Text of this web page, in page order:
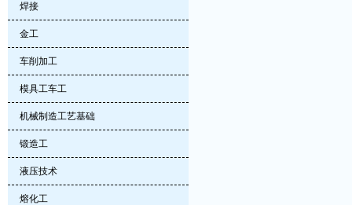
焊接
金工
车削加工
模具工车工
机械制造工艺基础
锻造工
液压技术
熔化工